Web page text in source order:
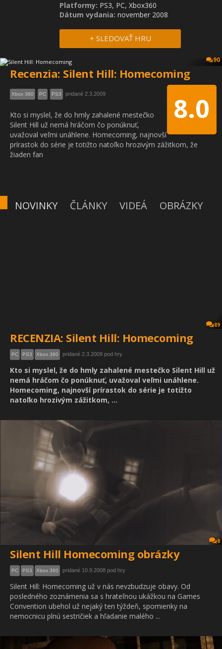
Platformy: PS3, PC, Xbox360
Dátum vydania: november 2008
+ SLEDOVAŤ HRU
90
Recenzia: Silent Hill: Homecoming
8.0
Xbox 360 PC PS3 pridané 2.3.2009
Kto si myslel, že do hmly zahalené mestečko
Silent Hill už nemá hráčom čo ponúknuť,
uvažoval veľmi unáhlene. Homecoming, najnovší
prírastok do série je totižto natoľko hrozivým zážitkom, že
žiaden fan
NOVINKY ČLÁNKY VIDEÁ OBRÁZKY
89
RECENZIA: Silent Hill: Homecoming
PC PS3 Xbox 360 pridané 2.3.2009 pod hry
Kto si myslel, že do hmly zahalené mestečko Silent Hill už
nemá hráčom čo ponúknuť, uvažoval veľmi unáhlene.
Homecoming, najnovší prírastok do série je totižto
natoľko hrozivým zážitkom, ...
8
Silent Hill Homecoming obrázky
PC PS3 Xbox 360 pridané 10.9.2008 pod hry
Silent Hill: Homecoming už v nás nevzbudzuje obavy. Od
posledného zoznámenia sa s hrateľnou ukážkou na Games
Convention ubehol už nejaký ten týždeň, spomienky na
nemocnicu plnú sestričiek a hľadanie malého ...